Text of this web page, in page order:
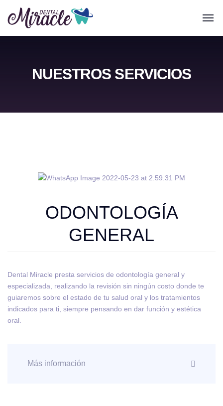
NUESTROS SERVICIOS
ODONTOLOGÍA
GENERAL
Dental Miracle presta servicios de odontología general y
especializada, realizando la revisión sin ningún costo donde te
guiaremos sobre el estado de tu salud oral y los tratamientos
indicados para ti, siempre pensando en dar función y estética
oral.
Más información